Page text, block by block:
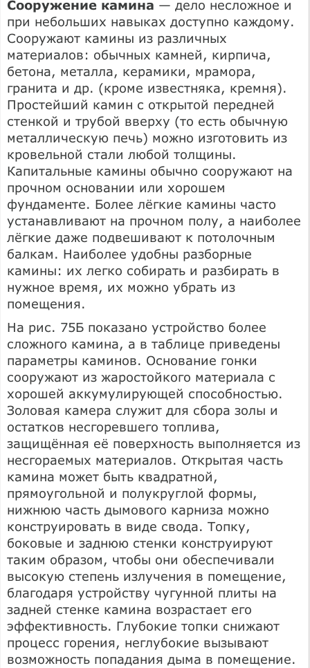
Сооружение камина — дело несложное и
при небольших навыках доступно каждому.
Сооружают камины из различных
материалов: обычных камней, кирпича,
бетона, металла, керамики, мрамора,
гранита и др. (кроме известняка, кремня).
Простейший камин с открытой передней
стенкой и трубой вверху (то есть обычную
металлическую печь) можно изготовить из
кровельной стали любой толщины.
Капитальные камины обычно сооружают на
прочном основании или хорошем
фундаменте. Более лёгкие камины часто
устанавливают на прочном полу, а наиболее
лёгкие даже подвешивают к потолочным
балкам. Наиболее удобны разборные
камины: их легко собирать и разбирать в
нужное время, их можно убрать из
помещения.
На рис. 75Б показано устройство более
сложного камина, а в таблице приведены
параметры каминов. Основание гонки
сооружают из жаростойкого материала с
хорошей аккумулирующей способностью.
Золовая камера служит для сбора золы и
остатков несгоревшего топлива,
защищённая её поверхность выполняется из
несгораемых материалов. Открытая часть
камина может быть квадратной,
прямоугольной и полукруглой формы,
нижнюю часть дымового карниза можно
конструировать в виде свода. Топку,
боковые и заднюю стенки конструируют
таким образом, чтобы они обеспечивали
высокую степень излучения в помещение,
благодаря устройству чугунной плиты на
задней стенке камина возрастает его
эффективность. Глубокие топки снижают
процесс горения, неглубокие вызывают
возможность попадания дыма в помещение.